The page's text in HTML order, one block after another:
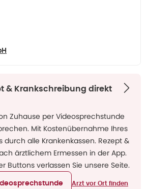
& Krankschreibung direkt
Zuhause per Videosprechstunde
Mit Kostenübernahme Ihres
durch alle Krankenkassen. Rezept &
ärztlichem Ermessen in der App.
Buttons verlassen Sie unsere Seite.
Arzt vor Ort finden